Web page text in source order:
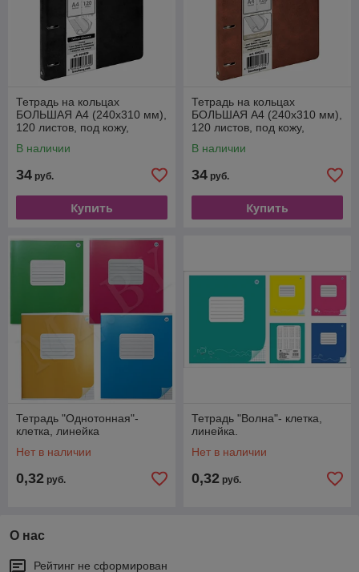
Тетрадь на кольцах
БОЛЬШАЯ А4 (240х310 мм),
120 листов, под кожу,
В наличии
34 руб.
Купить
Тетрадь на кольцах
БОЛЬШАЯ А4 (240х310 мм),
120 листов, под кожу,
В наличии
34 руб.
Купить
Тетрадь "Однотонная"-
клетка, линейка
Нет в наличии
0,32 руб.
Тетрадь "Волна"- клетка,
линейка.
Нет в наличии
0,32 руб.
О нас
Рейтинг не сформирован